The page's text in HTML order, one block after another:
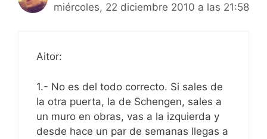
miércoles, 22 diciembre 2010 a las 21:58
Aitor:
1.- No es del todo correcto. Si sales de
la otra puerta, la de Schengen, sales a
un muro en obras, vas a la izquierda y
desde hace un par de semanas llegas a